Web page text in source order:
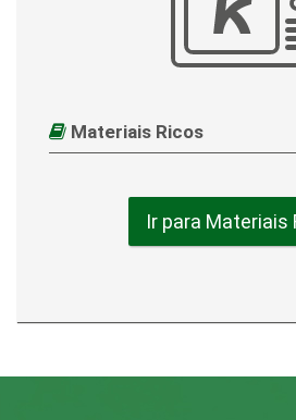
Materiais Ricos
Ir para Materiais